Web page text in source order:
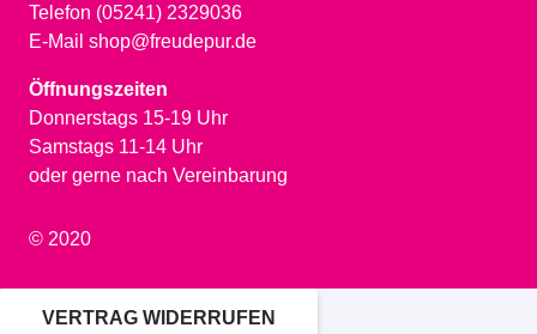
Telefon (05241) 2329036
E-Mail shop@freudepur.de
Öffnungszeiten
Donnerstags 15-19 Uhr
Samstags 11-14 Uhr
oder gerne nach Vereinbarung
© 2020
VERTRAG WIDERRUFEN